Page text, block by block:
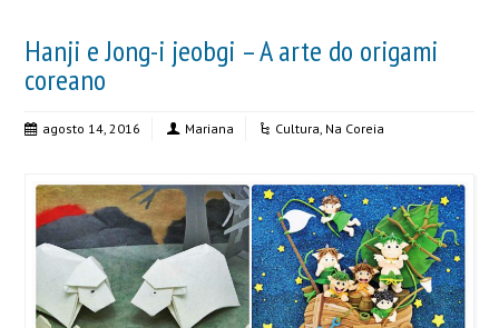
Hanji e Jong-i jeobgi – A arte do origami
coreano
agosto 14, 2016 Mariana Cultura, Na Coreia